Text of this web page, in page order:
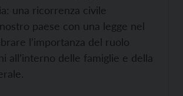
una ricorrenza civile
paese con una legge nel
l’importanza del ruolo
all’interno delle famiglie e della